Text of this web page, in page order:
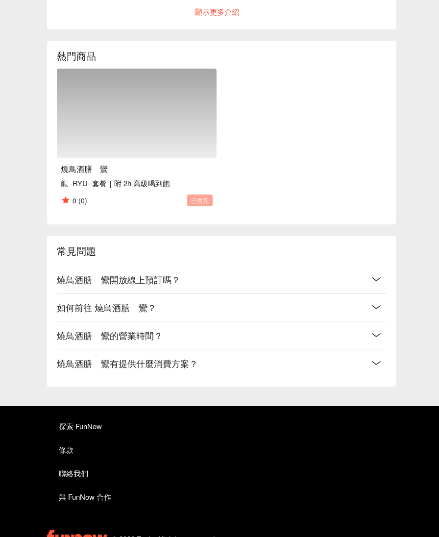
炭上細火慢烤，提供給您沒有腥味的極致美味。
品，不論是口味偏甜、偏烈還是清爽口感等種類豐富，等您來品嚐。
顯示更多介紹
熱門商品
燒鳥酒膳 鸞
龍 ‐RYU‐ 套餐｜附 2h 高級喝到飽
0 (0) 已售完
常見問題
燒鳥酒膳 鸞開放線上預訂嗎？
如何前往 燒鳥酒膳 鸞？
燒鳥酒膳 鸞的營業時間？
燒鳥酒膳 鸞有提供什麼消費方案？
探索 FunNow
條款
聯絡我們
與 FunNow 合作